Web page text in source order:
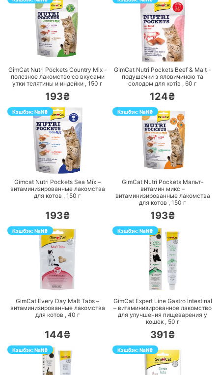
ПЕРЕЙТИ
GimCat Nutri Pockets Country Mix -
полезное лакомство со вкусами
утки телятины и индейки , 150 г
193₴
ПЕРЕЙТИ
GimCat Nutri Pockets Beef & Malt -
подушечки з яловичиною та
солодом для котів , 60 г
124₴
Кэшбэк:NaN₴
ПЕРЕЙТИ
Gimcat Nutri Pockets Sea Mix –
витаминизированные лакомства
для котов , 150 г
193₴
Кэшбэк:NaN₴
ПЕРЕЙТИ
GimCat Nutri Pockets Мальт-
витамин микс –
витаминизированные лакомства
для котов , 150 г
193₴
Кэшбэк:NaN₴
ПЕРЕЙТИ
GimCat Every Day Malt Tabs –
витаминизированные лакомства
для котов , 40 г
144₴
Кэшбэк:NaN₴
ПЕРЕЙТИ
GimCat Expert Line Gastro Intestinal
– витаминизированное лакомство
для улучшения пищеварения у
кошек , 50 г
391₴
Кэшбэк:NaN₴ Кэшбэк:NaN₴